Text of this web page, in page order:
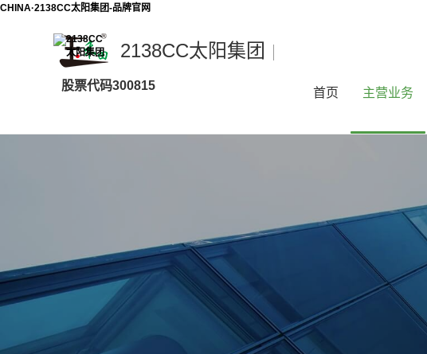
CHINA·2138CC太阳集团-品牌官网
2138CC太阳集团
2138CC
阳
股票代码300815
首页 主营业务